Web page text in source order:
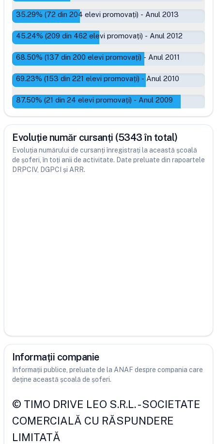
35.29% (72 din 204 elevi promovați) - Anul 2013
45.24% (209 din 462 elevi promovați) - Anul 2012
68.50% (137 din 200 elevi promovați) - Anul 2011
69.23% (153 din 221 elevi promovați) - Anul 2010
87.50% (21 din 24 elevi promovați) - Anul 2009
Evoluție număr cursanți (5343 în total)
Evoluția numărului de cursanți înregistrați la această școală
de șoferi, în toți anii de activitate. Date preluate din rapoartele
DRPCIV, DGPCI și ARR.
Informații companie
Informații publice, preluate de la ANAF despre compania care
deține această școală de șoferi.
© TIMO DRIVE LEO S.R.L.-SOCIETATE
COMERCIALĂ CU RĂSPUNDERE
LIMITATĂ